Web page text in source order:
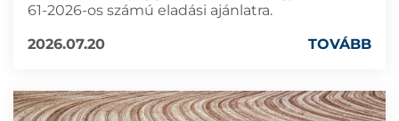
61-2026-os számú eladási ajánlatra.
2026.07.20
TOVÁBB